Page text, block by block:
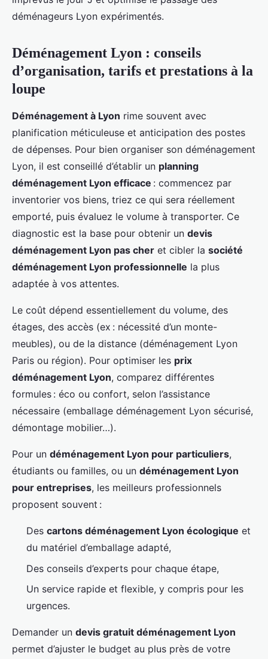
déménageurs Lyon expérimentés.
Déménagement Lyon : conseils
d’organisation, tarifs et prestations à la
loupe
Déménagement à Lyon rime souvent avec
planification méticuleuse et anticipation des postes
de dépenses. Pour bien organiser son déménagement
Lyon, il est conseillé d’établir un planning
déménagement Lyon efficace : commencez par
inventorier vos biens, triez ce qui sera réellement
emporté, puis évaluez le volume à transporter. Ce
diagnostic est la base pour obtenir un devis
déménagement Lyon pas cher et cibler la société
déménagement Lyon professionnelle la plus
adaptée à vos attentes.
Le coût dépend essentiellement du volume, des
étages, des accès (ex : nécessité d’un monte-
meubles), ou de la distance (déménagement Lyon
Paris ou région). Pour optimiser les prix
déménagement Lyon, comparez différentes
formules : éco ou confort, selon l’assistance
nécessaire (emballage déménagement Lyon sécurisé,
démontage mobilier…).
Pour un déménagement Lyon pour particuliers,
étudiants ou familles, ou un déménagement Lyon
pour entreprises, les meilleurs professionnels
proposent souvent :
Des cartons déménagement Lyon écologique et
du matériel d’emballage adapté,
Des conseils d’experts pour chaque étape,
Un service rapide et flexible, y compris pour les
urgences.
Demander un devis gratuit déménagement Lyon
permet d’ajuster le budget au plus près de votre